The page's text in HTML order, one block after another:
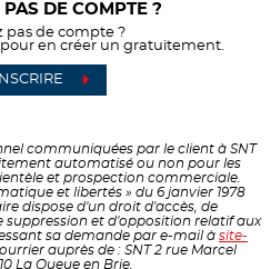
DE COMPTE ?
pas de compte ?
en créer un gratuitement.
communiquées par le client à SNT
automatisé ou non pour les
et prospection commerciale.
et libertés » du 6 janvier 1978
dispose d'un droit d'accès, de
et d'opposition relatif aux
sa demande par e-mail à site-
auprès de : SNT 2 rue Marcel
La Queue en Brie.